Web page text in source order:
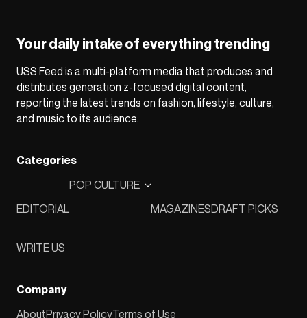
Your daily intake of everything trending
USS Feed is a multi-platform media that produces and
distributes generation z-focused digital content,
reporting the latest trends on fashion, lifestyle, culture,
and music to its audience.
Categories
EDITORIAL
POP CULTURE
MAGAZINESDRAFT PICKS
WRITE US
Company
AboutPrivacy PolicyTerms of Use